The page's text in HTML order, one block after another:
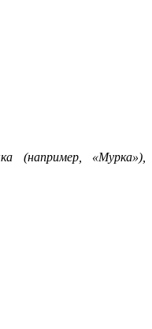
(например, «Мурка»),